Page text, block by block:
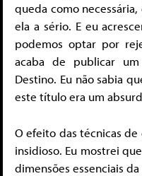
queda como
ela a sério. E eu
podemos optar por
acaba de publicar
Destino. Eu não sabia
este título era um
O efeito das técnicas
insidioso. Eu mostrei
dimensões essenciais